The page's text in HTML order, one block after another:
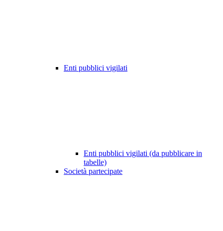
Enti pubblici vigilati
Enti pubblici vigilati (da pubblicare in
tabelle)
Società partecipate